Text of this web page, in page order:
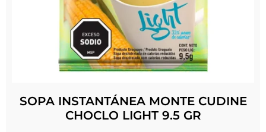
SOPA INSTANTÁNEA MONTE CUDINE
CHOCLO LIGHT 9.5 GR